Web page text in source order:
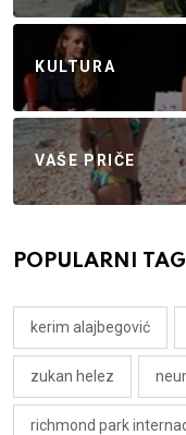
KULTURA
VAŠE PRIČE
POPULARNI
kerim alajbegović
zukan helez
richmond park